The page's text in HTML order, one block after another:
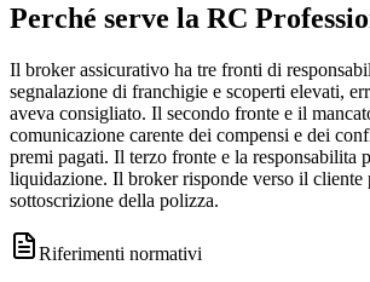
Perché serve la RC
Il broker assicurativo ha tre fronti di
segnalazione di franchigie e scoperti elevati,
aveva consigliato. Il secondo fronte e il
comunicazione carente dei compensi e dei
premi pagati. Il terzo fronte e la responsabilita
liquidazione. Il broker risponde verso il cliente
sottoscrizione della polizza.
Riferimenti normativi